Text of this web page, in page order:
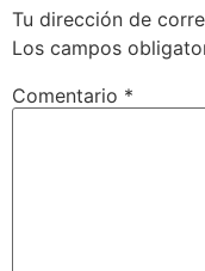
Tu dirección de
Los campos
Comentario *